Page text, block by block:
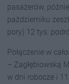
pasażerów,
październiku
pory) 12 tys.
Połączenie w
– Zagłębiowską
w dni robocze i